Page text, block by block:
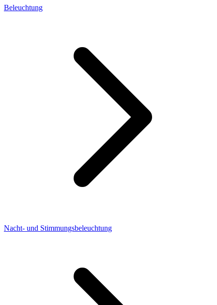
Beleuchtung
Nacht- und Stimmungsbeleuchtung